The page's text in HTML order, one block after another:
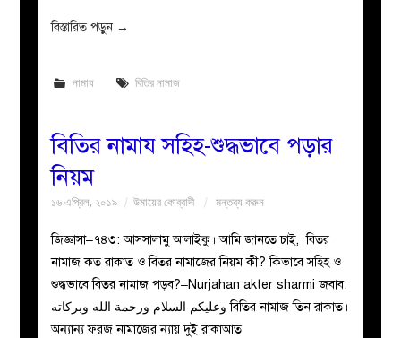
বিস্তারিত পড়ুন →
নামায বিতির নামাজ
বিতির নামায সহিহ-শুদ্ধভাবে পড়ার
নিয়ম
১৬ এপ্রিল, ২০১৯ উমায়ের কোব্বাদী মন্তব্য করুন
জিজ্ঞাসা–৭৪৩: আসসালামু আলাইকু। আমি জানতে চাই, বিতর
নামাজ কত রাকাত ও বিতর নামাজের নিয়ম কী? কিভাবে সহিহ ও
শুদ্ধভাবে বিতর নামাজ পড়ব?–Nurjahan akter sharmi জবাব:
وعليكم السلام ورحمة الله وبركاته বিতির নামাজ তিন রাকাত।
অন্যান্য ফরজ নামাজের ন্যায় দুই রাকাআত